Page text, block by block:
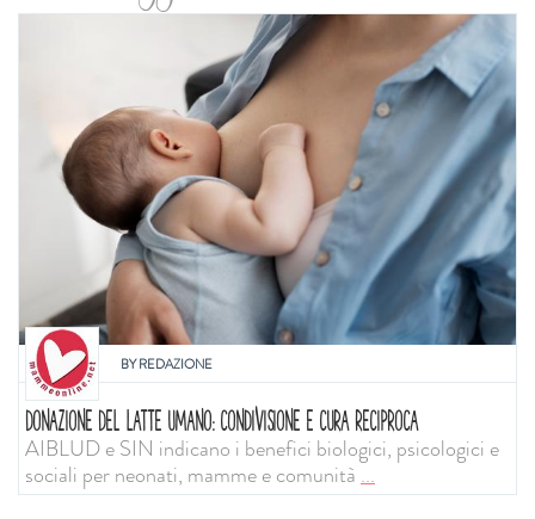
BYREDAZIONE
DONAZIONE DEL LATTE UMANO: CONDIVISIONE E CURA RECIPROCA
AIBLUD e SIN indicano i benefici biologici, psicologici e
sociali per neonati, mamme e comunità...